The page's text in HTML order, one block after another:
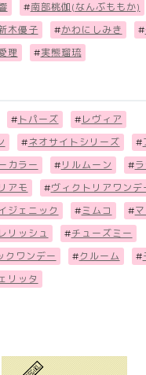
#南部桃伽(なんぶももか)
木優子 #かわにしみき #
理 #実熊瑠琉
# トパーズ # レヴィア
#ネオサイトシリーズ #
カラー # リルムーン #
アモ #ヴィクトリアワンデ
ジェニック #ミムコ #
レリッシュ #チューズミー
クワンデー #クルーム #
リッタ